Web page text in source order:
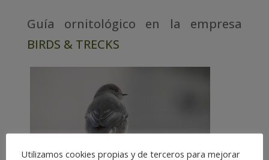
Guía ornitológico en la empresa
BIRDS & TRECKS
Utilizamos cookies propias y de terceros para mejorar